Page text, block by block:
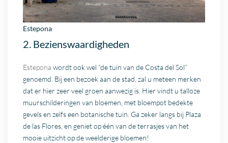
Estepona
2. Bezienswaardigheden
Estepona wordt ook wel “de tuin van de Costa del Sol”
genoemd. Bij een bezoek aan de stad, zal u meteen merken
dat er hier zeer veel groen aanwezig is. Hier vindt u talloze
muurschilderingen van bloemen, met bloempot bedekte
gevels en zelfs een botanische tuin. Ga zeker langs bij Plaza
de las Flores, en geniet op één van de terrasjes van het
mooie uitzicht op de weelderige bloemen!